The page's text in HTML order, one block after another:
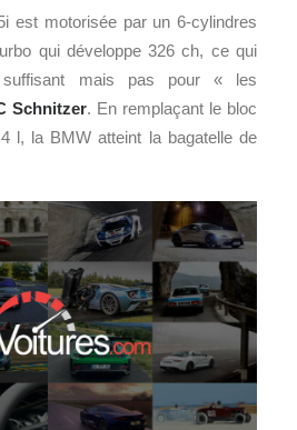
est motorisée par un 6-cylindres
qui développe 326 ch, ce qui
mais pas pour « les
Schnitzer. En remplaçant le bloc
l, la BMW atteint la bagatelle de